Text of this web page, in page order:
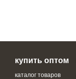
купить оптом
каталог товаров